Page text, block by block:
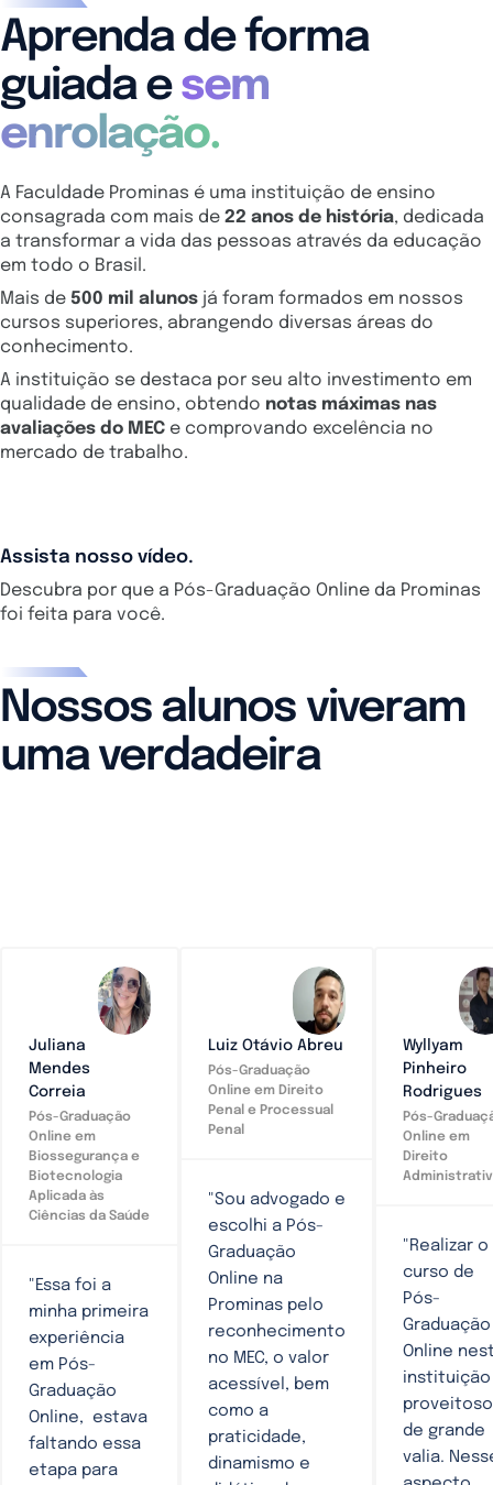
Aprenda de forma
guiada esem
enrolação.
A Faculdade Prominas é uma instituição de ensino
consagrada com mais de 22 anos de história, dedicada
a transformar a vida das pessoas através da educação
em todo o Brasil.
Mais de 500 mil alunos já foram formados em nossos
cursos superiores, abrangendo diversas áreas do
conhecimento.
A instituição se destaca por seu alto investimento em
qualidade de ensino, obtendo notas máximas nas
avaliações do MEC e comprovando excelência no
mercado de trabalho.
Assista nosso vídeo.
Descubra por que a Pós-Graduação Online da Prominas
foi feita para você.
Nossos alunos viveram
uma verdadeira
"Essa foi a
minha primeira
experiência
em Pós-
Graduação
Online, estava
faltando essa
etapa para
Juliana
Mendes
Correia
Pós-Graduação
Online em
Biossegurança e
Biotecnologia
Aplicada às
Ciências da Saúde
"Sou advogado e
escolhi a Pós-
Graduação
Online na
Prominas pelo
reconhecimento
no MEC, o valor
acessível, bem
como a
praticidade,
dinamismo e
Luiz Otávio Abreu
Pós-Graduação
Online em Direito
Penal e Processual
Penal
"Realizar o
curso de
Pós-
Graduação
Online
instituição
de grande
valia.
Wyllyam
Pinheiro
Rodrigues
Pós-
Online em
Direito